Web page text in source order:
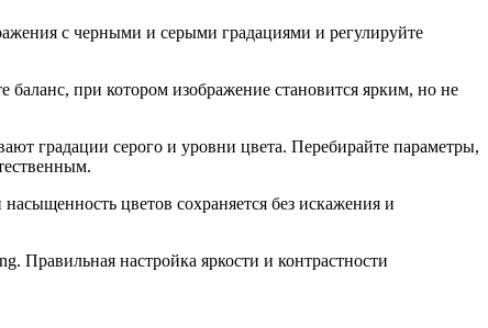
с черными и серыми градациями и регулируйте
баланс, при котором изображение становится ярким, но не
градации серого и уровни цвета. Перебирайте параметры,
цветов сохраняется без искажения и
настройка яркости и контрастности